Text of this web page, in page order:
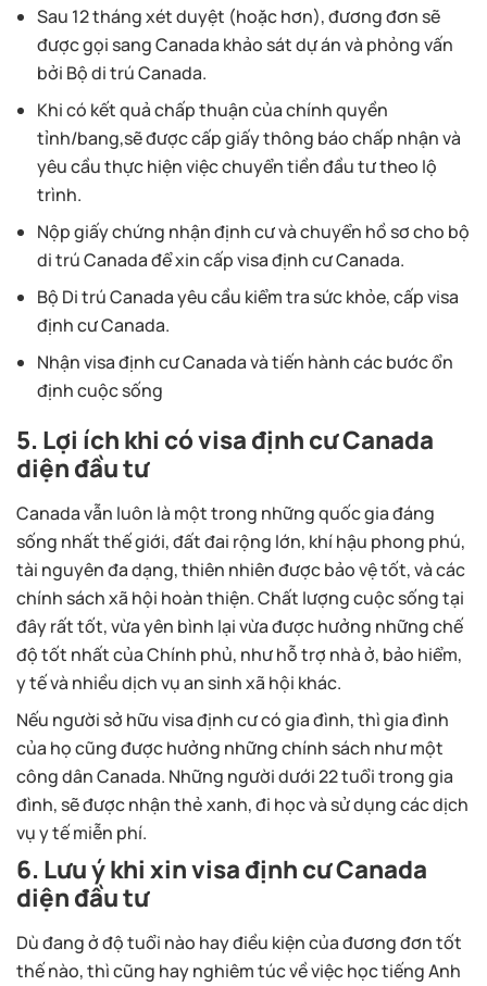
Sau 12 tháng xét duyệt (hoặc hơn), đương đơn sẽ
được gọi sang Canada khảo sát dự án và phỏng vấn
bởi Bộ di trú Canada.
Khi có kết quả chấp thuận của chính quyền
tỉnh/bang,sẽ được cấp giấy thông báo chấp nhận và
yêu cầu thực hiện việc chuyển tiền đầu tư theo lộ
trình.
Nộp giấy chứng nhận định cư và chuyển hồ sơ cho bộ
di trú Canada để xin cấp visa định cư Canada.
Bộ Di trú Canada yêu cầu kiểm tra sức khỏe, cấp visa
định cư Canada.
Nhận visa định cư Canada và tiến hành các bước ổn
định cuộc sống
5. Lợi ích khi có visa định cư Canada
diện đầu tư
Canada vẫn luôn là một trong những quốc gia đáng
sống nhất thế giới, đất đai rộng lớn, khí hậu phong phú,
tài nguyên đa dạng, thiên nhiên được bảo vệ tốt, và các
chính sách xã hội hoàn thiện. Chất lượng cuộc sống tại
đây rất tốt, vừa yên bình lại vừa được hưởng những chế
độ tốt nhất của Chính phủ, như hỗ trợ nhà ở, bảo hiểm,
y tế và nhiều dịch vụ an sinh xã hội khác.
Nếu người sở hữu visa định cư có gia đình, thì gia đình
của họ cũng được hưởng những chính sách như một
công dân Canada. Những người dưới 22 tuổi trong gia
đình, sẽ được nhận thẻ xanh, đi học và sử dụng các dịch
vụ y tế miễn phí.
6. Lưu ý khi xin visa định cư Canada
diện đầu tư
Dù đang ở độ tuổi nào hay điều kiện của đương đơn tốt
thế nào, thì cũng hay nghiêm túc về việc học tiếng Anh